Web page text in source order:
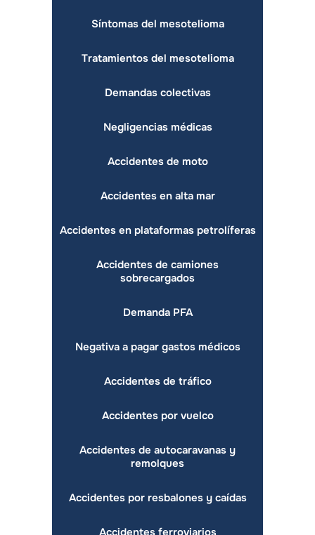
Síntomas del mesotelioma
Tratamientos del mesotelioma
Demandas colectivas
Negligencias médicas
Accidentes de moto
Accidentes en alta mar
Accidentes en plataformas petrolíferas
Accidentes de camiones
sobrecargados
Demanda PFA
Negativa a pagar gastos médicos
Accidentes de tráfico
Accidentes por vuelco
Accidentes de autocaravanas y
remolques
Accidentes por resbalones y caídas